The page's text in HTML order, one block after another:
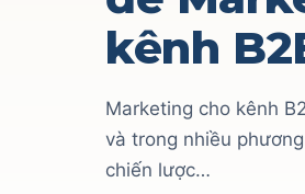
kênh
Marketing cho kênh
và trong nhiều
chiến lược…